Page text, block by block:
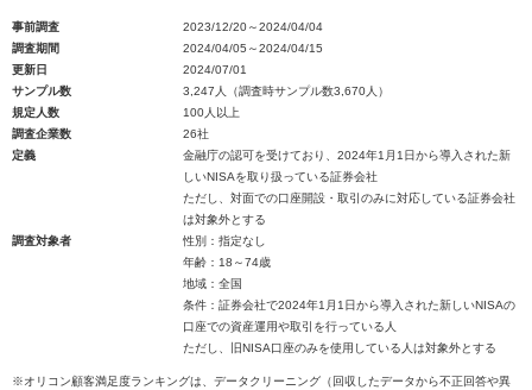
事前調査
2023/12/20～2024/04/04
調査期間
2024/04/05～2024/04/15
更新日
2024/07/01
サンプル数
3,247人（調査時サンプル数3,670人）
規定人数
100人以上
調査企業数
26社
定義
金融庁の認可を受けており、2024年1月1日から導入された新
しいNISAを取り扱っている証券会社
ただし、対面での口座開設・取引のみに対応している証券会社
は対象外とする
調査対象者
性別：指定なし
年齢：18～74歳
地域：全国
条件：証券会社で2024年1月1日から導入された新しいNISAの
口座での資産運用や取引を行っている人
ただし、旧NISA口座のみを使用している人は対象外とする
※オリコン顧客満足度ランキングは、データクリーニング（回収したデータから不正回答や異